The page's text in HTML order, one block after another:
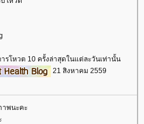
รโหวต 10 ครั้งล่าสุดในแต่ละวันเท่านั้น
21 สิงหาคม 2559
พนะคะ